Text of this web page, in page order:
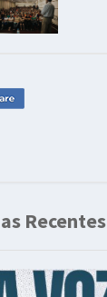
Recentes